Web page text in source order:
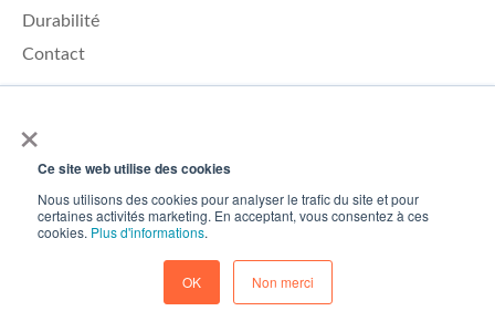
×
Ce site web utilise des cookies
Nous utilisons des cookies pour analyser le trafic du site et pour
certaines activités marketing. En acceptant, vous consentez à ces
cookies. Plus d'informations.
OK Non merci
Nous utilisons des cookies pour analyser le trafic sur notre site
web et améliorer votre expérience. En cliquant sur « Accepter »,
Accepter
Baisse
Préférences en matière de cookies
Durabilité
Contact
© 2026 – Roamler .V. Conditions générales
Politique de
confidentialité
ISO 45001 ISO 27001